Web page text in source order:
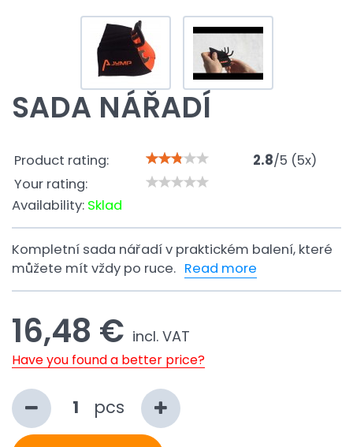
SADA NÁŘADÍ
Product rating: 2.8/5 (5x)
Your rating:
Availability: Sklad
Kompletní sada nářadí v praktickém balení, které
můžete mít vždy po ruce. Read more
16,48 € incl. VAT
Have you found a better price?
pcs